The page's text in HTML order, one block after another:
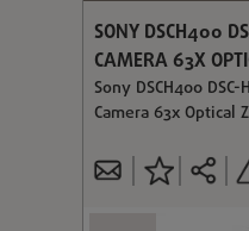
SONY DSCH400
CAMERA 63X
Sony DSCH400
Camera 63x Optical